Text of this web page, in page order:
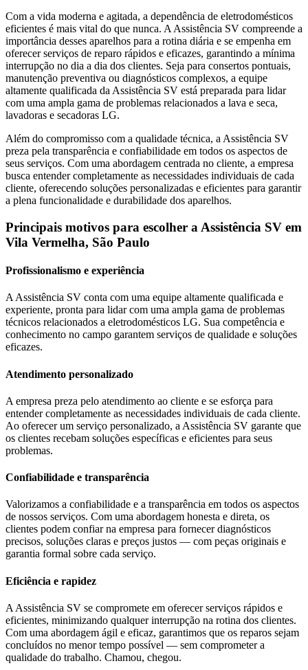
Com a vida moderna e agitada, a dependência de eletrodomésticos
eficientes é mais vital do que nunca. A Assistência SV compreende a
importância desses aparelhos para a rotina diária e se empenha em
oferecer serviços de reparo rápidos e eficazes, garantindo a mínima
interrupção no dia a dia dos clientes. Seja para consertos pontuais,
manutenção preventiva ou diagnósticos complexos, a equipe
altamente qualificada da Assistência SV está preparada para lidar
com uma ampla gama de problemas relacionados a lava e seca,
lavadoras e secadoras LG.
Além do compromisso com a qualidade técnica, a Assistência SV
preza pela transparência e confiabilidade em todos os aspectos de
seus serviços. Com uma abordagem centrada no cliente, a empresa
busca entender completamente as necessidades individuais de cada
cliente, oferecendo soluções personalizadas e eficientes para garantir
a plena funcionalidade e durabilidade dos aparelhos.
Principais motivos para escolher a Assistência SV em
Vila Vermelha, São Paulo
Profissionalismo e experiência
A Assistência SV conta com uma equipe altamente qualificada e
experiente, pronta para lidar com uma ampla gama de problemas
técnicos relacionados a eletrodomésticos LG. Sua competência e
conhecimento no campo garantem serviços de qualidade e soluções
eficazes.
Atendimento personalizado
A empresa preza pelo atendimento ao cliente e se esforça para
entender completamente as necessidades individuais de cada cliente.
Ao oferecer um serviço personalizado, a Assistência SV garante que
os clientes recebam soluções específicas e eficientes para seus
problemas.
Confiabilidade e transparência
Valorizamos a confiabilidade e a transparência em todos os aspectos
de nossos serviços. Com uma abordagem honesta e direta, os
clientes podem confiar na empresa para fornecer diagnósticos
precisos, soluções claras e preços justos — com peças originais e
garantia formal sobre cada serviço.
Eficiência e rapidez
A Assistência SV se compromete em oferecer serviços rápidos e
eficientes, minimizando qualquer interrupção na rotina dos clientes.
Com uma abordagem ágil e eficaz, garantimos que os reparos sejam
concluídos no menor tempo possível — sem comprometer a
qualidade do trabalho. Chamou, chegou.